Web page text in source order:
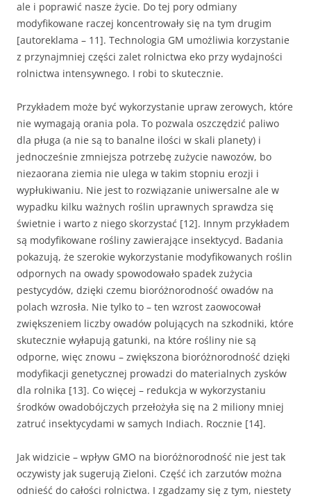
ale i poprawić nasze życie. Do tej pory odmiany
modyfikowane raczej koncentrowały się na tym drugim
[autoreklama – 11]. Technologia GM umożliwia korzystanie
z przynajmniej części zalet rolnictwa eko przy wydajności
rolnictwa intensywnego. I robi to skutecznie.
Przykładem może być wykorzystanie upraw zerowych, które
nie wymagają orania pola. To pozwala oszczędzić paliwo
dla pługa (a nie są to banalne ilości w skali planety) i
jednocześnie zmniejsza potrzebę zużycie nawozów, bo
niezaorana ziemia nie ulega w takim stopniu erozji i
wypłukiwaniu. Nie jest to rozwiązanie uniwersalne ale w
wypadku kilku ważnych roślin uprawnych sprawdza się
świetnie i warto z niego skorzystać [12]. Innym przykładem
są modyfikowane rośliny zawierające insektycyd. Badania
pokazują, że szerokie wykorzystanie modyfikowanych roślin
odpornych na owady spowodowało spadek zużycia
pestycydów, dzięki czemu bioróżnorodność owadów na
polach wzrosła. Nie tylko to – ten wzrost zaowocował
zwiększeniem liczby owadów polujących na szkodniki, które
skutecznie wyłapują gatunki, na które rośliny nie są
odporne, więc znowu – zwiększona bioróżnorodność dzięki
modyfikacji genetycznej prowadzi do materialnych zysków
dla rolnika [13]. Co więcej – redukcja w wykorzystaniu
środków owadobójczych przełożyła się na 2 miliony mniej
zatruć insektycydami w samych Indiach. Rocznie [14].
Jak widzicie – wpływ GMO na bioróżnorodność nie jest tak
oczywisty jak sugerują Zieloni. Część ich zarzutów można
odnieść do całości rolnictwa. I zgadzamy się z tym, niestety